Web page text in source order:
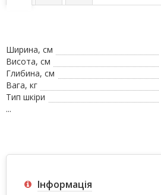
Ширина, см
Висота, см
Глибина, см
Вага, кг
Тип шкіри
...
Інформація